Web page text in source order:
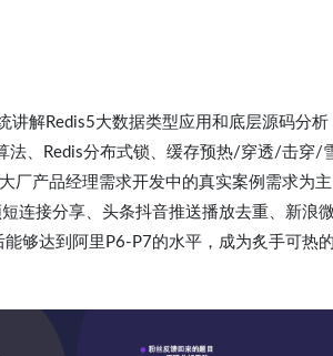
解Redis5大数据类型应用和底层源码分析
法、Redis分布式锁、缓存预热/穿透/击穿/
厂产品经理需求开发中的真实案例需求为
连接分享、头条抖音推送播放去重、新浪
够达到阿里P6-P7的水平，成为炙手可热